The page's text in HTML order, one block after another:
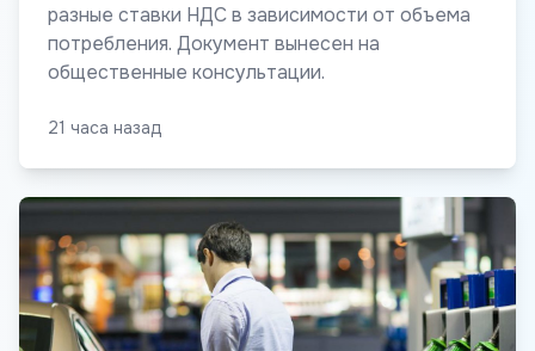
разные ставки НДС в зависимости от объема
потребления. Документ вынесен на
общественные консультации.
21 часа назад